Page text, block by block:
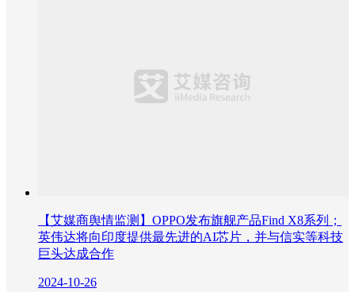
【艾媒商舆情监测】OPPO发布旗舰产品Find X8系列；
英伟达将向印度提供最先进的AI芯片，并与信实等科技
巨头达成合作
2024-10-26